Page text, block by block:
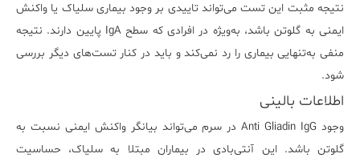
نتیجه مثبت این تست می‌تواند تاییدی بر وجود بیماری سلیاک یا واکنش
ایمنی به گلوتن باشد، به‌ویژه در افرادی که سطح IgA پایین دارند. نتیجه
منفی به‌تنهایی بیماری را رد نمی‌کند و باید در کنار تست‌های دیگر بررسی
شود.
اطلاعات بالینی
وجود Anti Gliadin IgG در سرم می‌تواند بیانگر واکنش ایمنی نسبت به
گلوتن باشد. این آنتی‌بادی در بیماران مبتلا به سلیاک، حساسیت